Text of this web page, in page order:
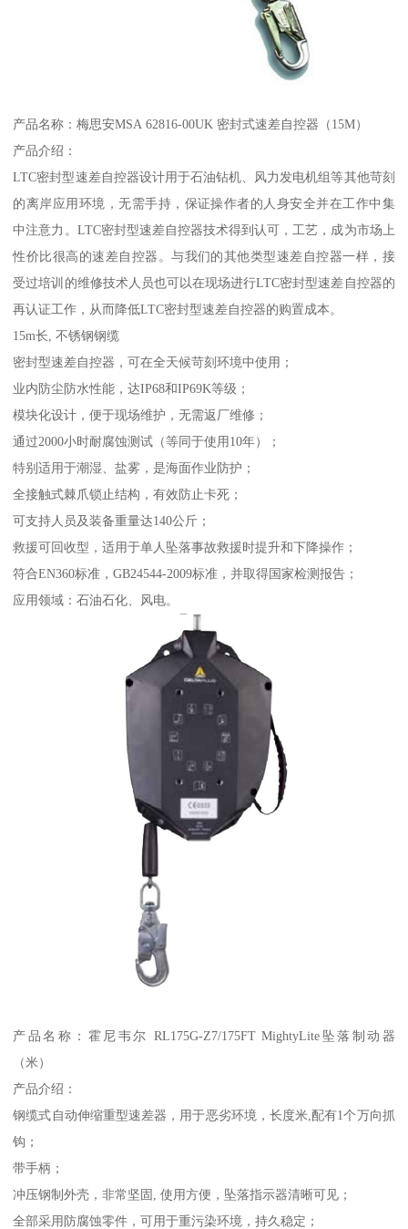
产品名称：梅思安MSA 62816-00UK 密封式速差自控器（15M）
产品介绍：
LTC密封型速差自控器设计用于石油钻机、风力发电机组等其他苛刻
的离岸应用环境，无需手持，保证操作者的人身安全并在工作中集
中注意力。LTC密封型速差自控器技术得到认可，工艺，成为市场上
性价比很高的速差自控器。与我们的其他类型速差自控器一样，接
受过培训的维修技术人员也可以在现场进行LTC密封型速差自控器的
再认证工作，从而降低LTC密封型速差自控器的购置成本。
15m长, 不锈钢钢缆
密封型速差自控器，可在全天候苛刻环境中使用；
业内防尘防水性能，达IP68和IP69K等级；
模块化设计，便于现场维护，无需返厂维修；
通过2000小时耐腐蚀测试（等同于使用10年）；
特别适用于潮湿、盐雾，是海面作业防护；
全接触式棘爪锁止结构，有效防止卡死；
可支持人员及装备重量达140公斤；
救援可回收型，适用于单人坠落事故救援时提升和下降操作；
符合EN360标准，GB24544-2009标准，并取得国家检测报告；
应用领域：石油石化、风电。
产品名称：霍尼韦尔 RL175G-Z7/175FT MightyLite坠落制动器
（米）
产品介绍：
钢缆式自动伸缩重型速差器，用于恶劣环境，长度米,配有1个万向抓
钩；
带手柄；
冲压钢制外壳，非常坚固, 使用方便，坠落指示器清晰可见；
全部采用防腐蚀零件，可用于重污染环境，持久稳定；